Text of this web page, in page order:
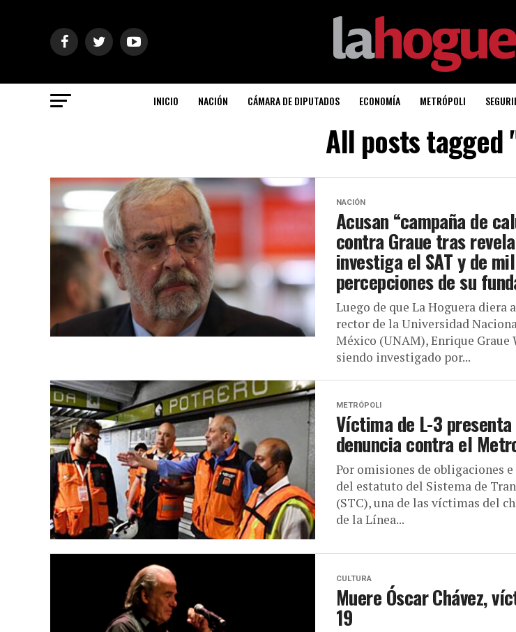
INICIO NACIÓN CÁMARA DE DIPUTADOS ECONOMÍA METRÓPOLI
All posts tagged
NACIÓN
Acusan “campaña de
contra Graue tras
investiga el SAT y de
percepciones de su
Luego de que La Hoguera diera
rector de la Universidad
México (UNAM), Enrique Graue
siendo investigado por...
METRÓPOLI
Víctima de L-3
denuncia contra el
Por omisiones de obligaciones
del estatuto del Sistema de
(STC), una de las víctimas del
de la Línea...
CULTURA
Muere Óscar Chávez,
19